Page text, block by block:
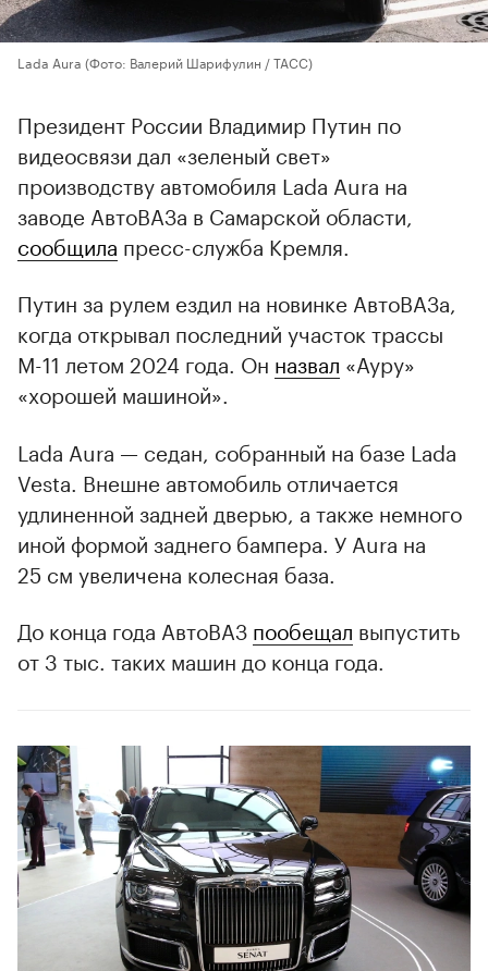
Lada Aura (Фото: Валерий Шарифулин / ТАСС)
Президент России Владимир Путин по
видеосвязи дал «зеленый свет»
производству автомобиля Lada Aura на
заводе АвтоВАЗа в Самарской области,
сообщила пресс-служба Кремля.
Путин за рулем ездил на новинке АвтоВАЗа,
когда открывал последний участок трассы
М-11 летом 2024 года. Он назвал «Ауру»
«хорошей машиной».
00:00 / 00:00
Lada Aura — седан, собранный на базе Lada
Vesta. Внешне автомобиль отличается
удлиненной задней дверью, а также немного
иной формой заднего бампера. У Aura на
25 см увеличена колесная база.
До конца года АвтоВАЗ пообещал выпустить
от 3 тыс. таких машин до конца года.